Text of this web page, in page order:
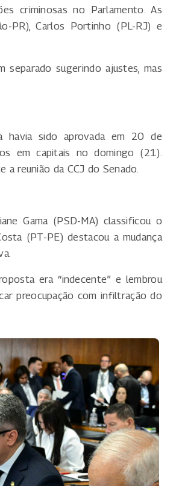
criminosas no Parlamento. As
PR), Carlos Portinho (PL-RJ) e
sugerindo ajustes, mas
havia sido aprovada em 20 de
em capitais no domingo (21).
a reunião da CCJ do Senado.
Gama (PSD-MA) classificou o
(PT-PE) destacou a mudança
era “indecente” e lembrou
preocupação com infiltração do